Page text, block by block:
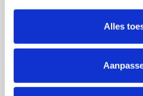
intrekken via Cookie
lijst met cookies is te vinden in
Alles